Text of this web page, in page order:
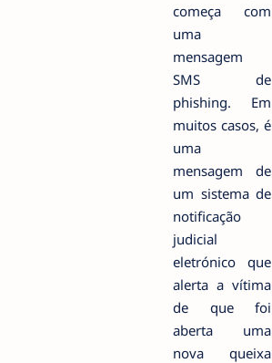
começa com
uma
mensagem
SMS de
phishing. Em
muitos casos, é
uma
mensagem de
um sistema de
notificação
judicial
eletrónico que
alerta a vítima
de que foi
aberta uma
nova queixa